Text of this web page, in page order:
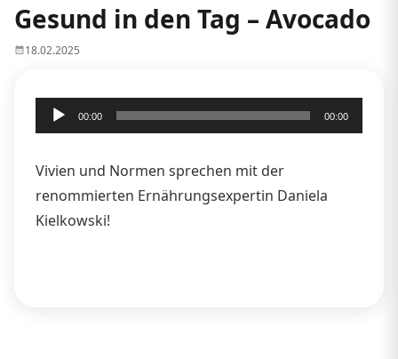
Gesund in den Tag – Avocado
18.02.2025
Audio-
Player
00:00 00:00
Vivien und Normen sprechen mit der
renommierten Ernährungsexpertin Daniela
Kielkowski!